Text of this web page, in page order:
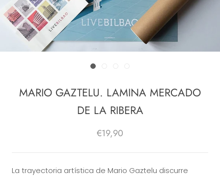
MARIO GAZTELU. LAMINA MERCADO
DE LA RIBERA
€19,90
La trayectoria artística de Mario Gaztelu discurre